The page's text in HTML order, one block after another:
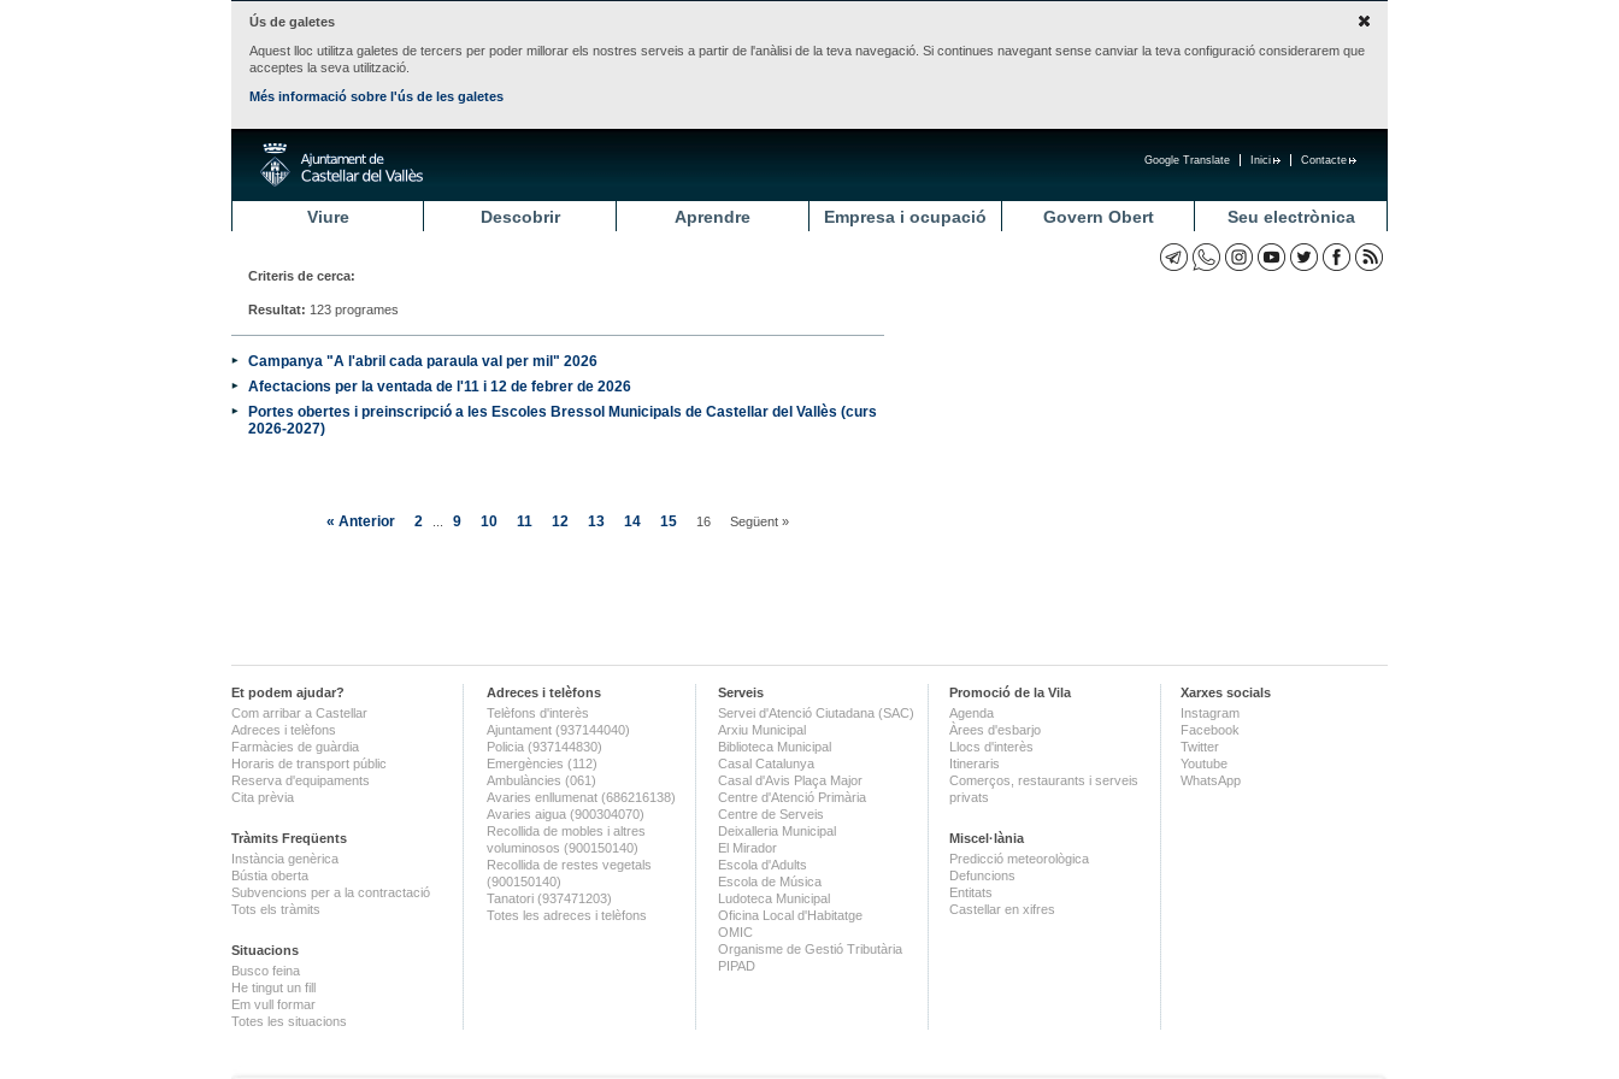
Ús de galetes
Aquest lloc utilitza galetes de tercers per poder millorar els nostres serveis a partir de l'anàlisi de la teva navegació. Si continues navegant sense canviar la teva configuració considerarem que
acceptes la seva utilització.
Més informació sobre l'ús de les galetes
Contacte
Inici
Google Translate
Viure Descobrir Aprendre Empresa i ocupació Govern Obert Seu electrònica
Criteris de cerca:
Resultat: 123 programes
Campanya "A l'abril cada paraula val per mil" 2026
Afectacions per la ventada de l'11 i 12 de febrer de 2026
Portes obertes i preinscripció a les Escoles Bressol Municipals de Castellar del Vallès (curs
2026-2027)
« Anterior 2 9 10 11 12 13 14 15 16 Següent »
Et podem ajudar?
Com arribar a Castellar
Adreces i telèfons
Farmàcies de guàrdia
Horaris de transport públic
Reserva d'equipaments
Cita prèvia
Tràmits Freqüents
Instància genèrica
Bústia oberta
Subvencions per a la contractació
Tots els tràmits
Situacions
Busco feina
He tingut un fill
Em vull formar
Totes les situacions
Adreces i telèfons
Telèfons d'interès
Ajuntament (937144040)
Policia (937144830)
Emergències (112)
Ambulàncies (061)
Avaries enllumenat (686216138)
Avaries aigua (900304070)
Recollida de mobles i altres
voluminosos (900150140)
Recollida de restes vegetals
(900150140)
Tanatori (937471203)
Totes les adreces i telèfons
Serveis
Servei d'Atenció Ciutadana (SAC)
Arxiu Municipal
Biblioteca Municipal
Casal Catalunya
Casal d'Avis Plaça Major
Centre d'Atenció Primària
Centre de Serveis
Deixalleria Municipal
El Mirador
Escola d'Adults
Escola de Música
Ludoteca Municipal
Oficina Local d'Habitatge
OMIC
Organisme de Gestió Tributària
PIPAD
Promoció de la Vila
Agenda
Àrees d'esbarjo
Llocs d'interès
Itineraris
Comerços, restaurants i serveis
privats
Miscel·lània
Predicció meteorològica
Defuncions
Entitats
Castellar en xifres
Xarxes socials
Instagram
Facebook
Twitter
Youtube
WhatsApp